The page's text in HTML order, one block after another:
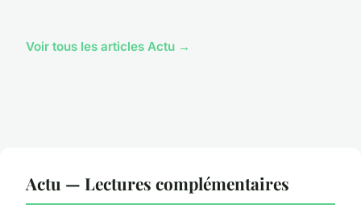
Voir tous les articles Actu →
Actu — Lectures complémentaires